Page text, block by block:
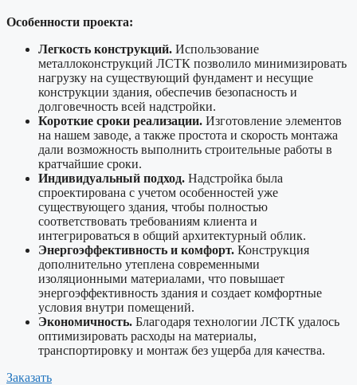
Особенности проекта:
Легкость конструкций. Использование
металлоконструкций ЛСТК позволило минимизировать
нагрузку на существующий фундамент и несущие
конструкции здания, обеспечив безопасность и
долговечность всей надстройки.
Короткие сроки реализации. Изготовление элементов
на нашем заводе, а также простота и скорость монтажа
дали возможность выполнить строительные работы в
кратчайшие сроки.
Индивидуальный подход. Надстройка была
спроектирована с учетом особенностей уже
существующего здания, чтобы полностью
соответствовать требованиям клиента и
интегрироваться в общий архитектурный облик.
Энергоэффективность и комфорт. Конструкция
дополнительно утеплена современными
изоляционными материалами, что повышает
энергоэффективность здания и создает комфортные
условия внутри помещений.
Экономичность. Благодаря технологии ЛСТК удалось
оптимизировать расходы на материалы,
транспортировку и монтаж без ущерба для качества.
Заказать